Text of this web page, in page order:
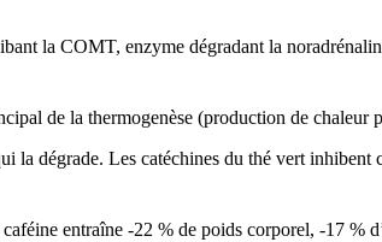
la COMT, enzyme dégradant la
de la thermogenèse (production de chaleur
dégrade. Les catéchines du thé vert inhibent
entraîne -22 % de poids corporel, -17 %